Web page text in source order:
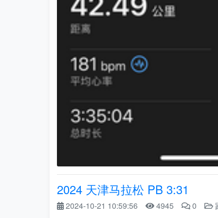
2024 天津马拉松 PB 3:31
2024-10-21 10:59:56 4945 0